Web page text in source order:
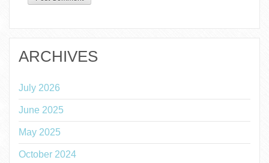
ARCHIVES
July 2026
June 2025
May 2025
October 2024